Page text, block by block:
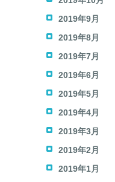
2019年9月
2019年8月
2019年7月
2019年6月
2019年5月
2019年4月
2019年3月
2019年2月
2019年1月